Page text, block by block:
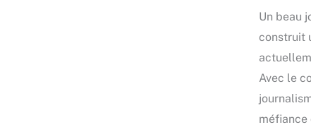
Un beau
construit
Avec le
méfiance